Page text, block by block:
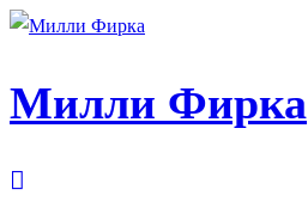
Милли Фирка